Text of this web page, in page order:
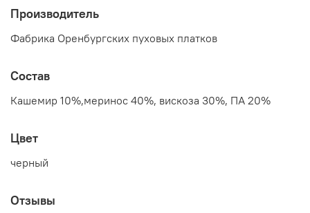
Производитель
Фабрика Оренбургских пуховых платков
Состав
Кашемир 10%,меринос 40%, вискоза 30%, ПА 20%
Цвет
черный
Отзывы